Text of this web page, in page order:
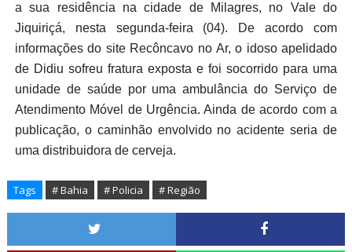
a sua residência na cidade de Milagres, no Vale do
Jiquiriçá, nesta segunda-feira (04). De acordo com
informações do site Recôncavo no Ar, o idoso apelidado
de Didiu sofreu fratura exposta e foi socorrido para uma
unidade de saúde por uma ambulância do Serviço de
Atendimento Móvel de Urgência. Ainda de acordo com a
publicação, o caminhão envolvido no acidente seria de
uma distribuidora de cerveja.
Tags # Bahia # Policia # Região